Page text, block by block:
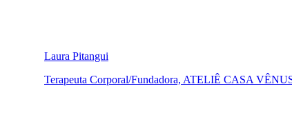
Laura Pitangui
Terapeuta Corporal/Fundadora, ATELIÊ CASA